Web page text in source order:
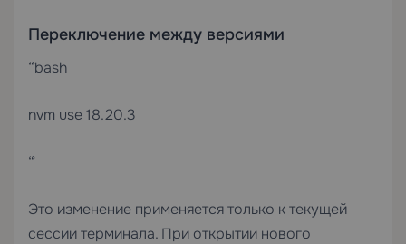
Переключение между версиями
“`bash
nvm use 18.20.3
“`
Это изменение применяется только к текущей
сессии терминала. При открытии нового